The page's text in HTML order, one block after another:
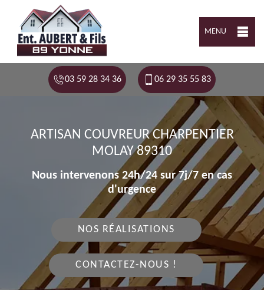
MENU
03 59 28 34 36 06 29 35 55 83
ARTISAN COUVREUR CHARPENTIER
MOLAY 89310
Nous intervenons 24h/24 sur 7j/7 en cas
d'urgence
NOS RÉALISATIONS
CONTACTEZ-NOUS !